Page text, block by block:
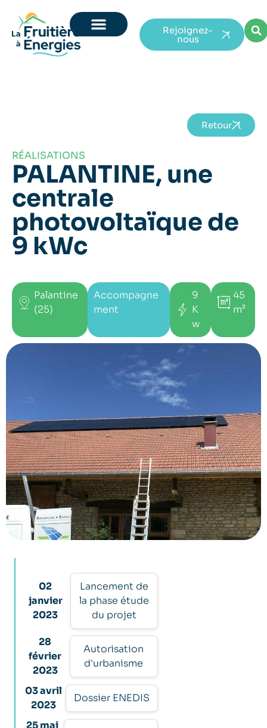
Rejoignez-
nous
RÉALISATIONS
PALANTINE, une
centrale
photovoltaïque de
9 kWc
Retour
Palantine
(25)
Accompagne
ment
9
K
w
45
m²
02
janvier
2023
Lancement de
la phase étude
du projet
28
février
2023
Autorisation
d'urbanisme
03 avril
2023
Dossier ENEDIS
25 mai